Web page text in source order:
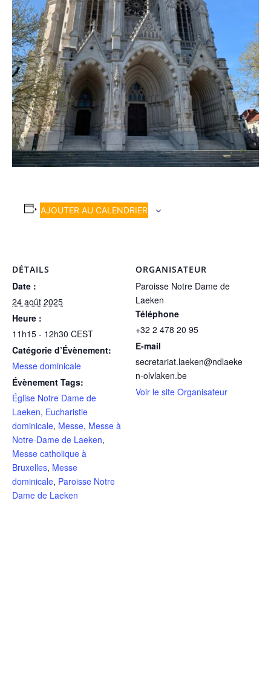
AJOUTER AU CALENDRIER
DÉTAILS
Date :
24 août 2025
Heure :
11h15 - 12h30 CEST
Catégorie d’Évènement:
Messe dominicale
Évènement Tags:
Église Notre Dame de
Laeken, Eucharistie
dominicale, Messe, Messe à
Notre-Dame de Laeken,
Messe catholique à
Bruxelles, Messe
dominicale, Paroisse Notre
Dame de Laeken
ORGANISATEUR
Paroisse Notre Dame de
Laeken
Téléphone
+32 2 478 20 95
E-mail
secretariat.laeken@ndlaeke
n-olvlaken.be
Voir le site Organisateur